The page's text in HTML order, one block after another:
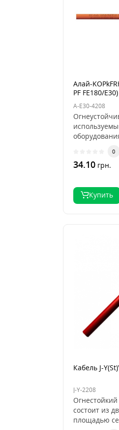
Алай-
PF FE180/
A-E30-4208
0
34.10грн.
Купить
Кабель J-
J-Y-2208
состоит из
площадью